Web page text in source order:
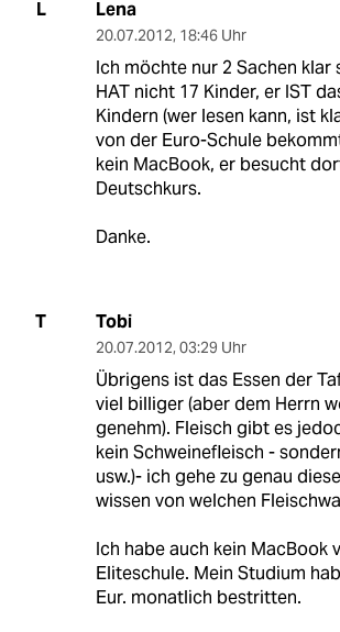
L Lena
20.07.2012, 18:46 Uhr
Ich möchte nur 2 Sachen klar
HAT nicht 17 Kinder, er IST
Kindern (wer lesen kann, ist
von der Euro-Schule
kein MacBook, er besucht
Deutschkurs.
Danke.
T Tobi
20.07.2012, 03:29 Uhr
Übrigens ist das Essen der
viel billiger (aber dem Herrn
genehm). Fleisch gibt es
kein Schweinefleisch -
usw.)- ich gehe zu genau
wissen von welchen
Ich habe auch kein MacBook
Eliteschule. Mein Studium
Eur. monatlich bestritten.